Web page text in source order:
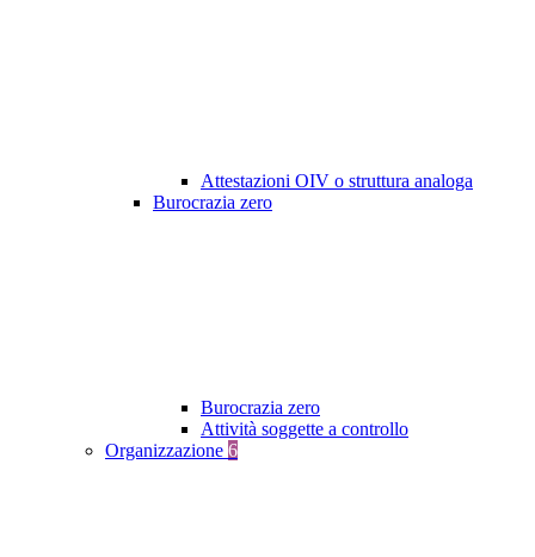
Attestazioni OIV o struttura analoga
Burocrazia zero
Burocrazia zero
Attività soggette a controllo
Organizzazione 6